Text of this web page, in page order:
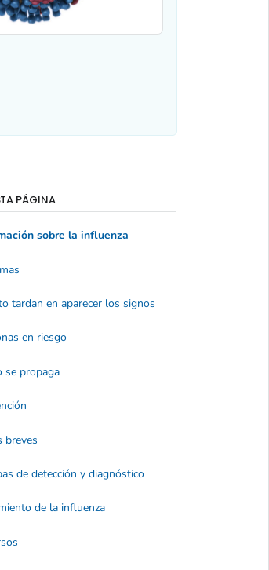
PÁGINA
sobre la influenza
tardan en aparecer los signos
en riesgo
se propaga
breves
de detección y diagnóstico
de la influenza